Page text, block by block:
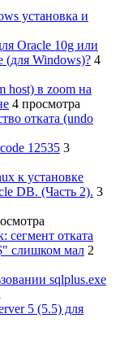
установка и
Oracle 10g или
(для Windows)? 4
host) в zoom на
4 просмотра
отката (undo
12535 3
к установке
DB. (Часть 2). 3
отката
слишком мал 2
sqlplus.exe
5 (5.5) для